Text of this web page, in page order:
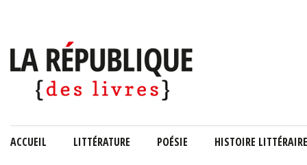
ACCUEIL LITTÉRATURE POÉSIE HISTOIRE LITTÉRAIRE